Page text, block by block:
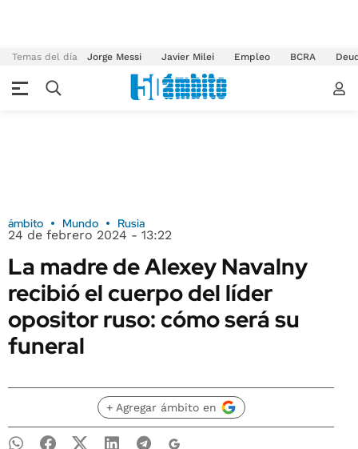
Temas del día Jorge Messi Javier Milei Empleo BCRA
ámbito Mundo Rusia
24 de febrero 2024 - 13:22
La madre de Alexey Navalny
recibió el cuerpo del líder
opositor ruso: cómo será su
funeral
+ Agregar ámbito en